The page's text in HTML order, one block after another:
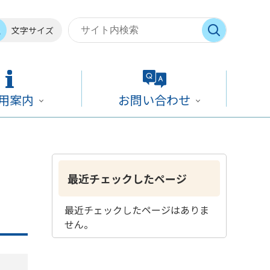
文字サイズ
案内 お問い合わせ
最近チェックしたページ
最近チェックしたページはありま
せん。